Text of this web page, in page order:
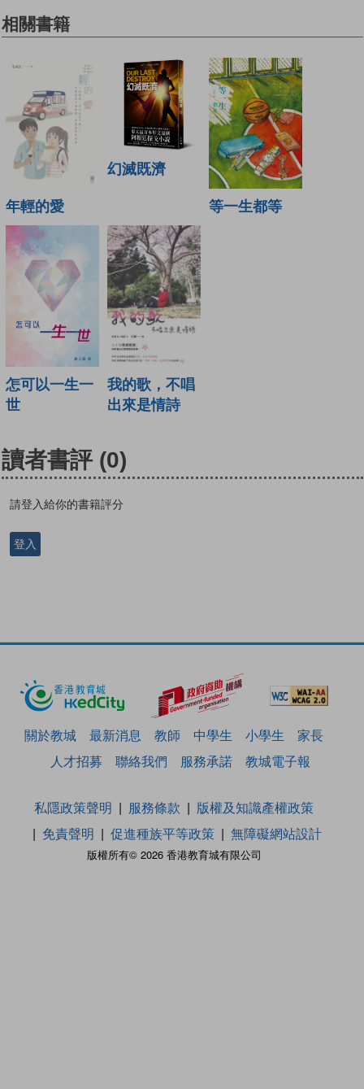
相關書籍
年輕的愛
幻滅既濟
等一生都等
怎可以一生一
世
我的歌，不唱
出來是情詩
讀者書評 (0)
請登入給你的書籍評分
登入
關於教城 最新消息 教師 中學生 小學生
家長
人才招募
聯絡我們 服務承諾 教城電子報
版權所有© 2026 香港教育城有限公司
私隱政策聲明 服務條款
版權及知識產權政策
免責聲明
促進種族平等政策 無障礙網站設計